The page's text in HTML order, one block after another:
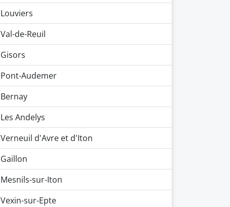
Louviers
Val-de-Reuil
Gisors
Pont-Audemer
Bernay
Les Andelys
Verneuil d'Avre et d'Iton
Gaillon
Mesnils-sur-Iton
Vexin-sur-Epte